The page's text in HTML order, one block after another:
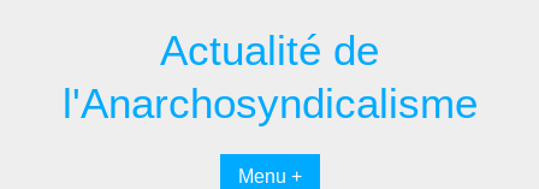
Actualité de
l'Anarchosyndicalisme
Menu +